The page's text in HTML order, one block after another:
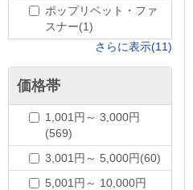
ポップリベット・ファ
スナー(1)
さらに表示(11)
価格帯
1,001円～ 3,000円
(569)
3,001円～ 5,000円(60)
5,001円～ 10,000円